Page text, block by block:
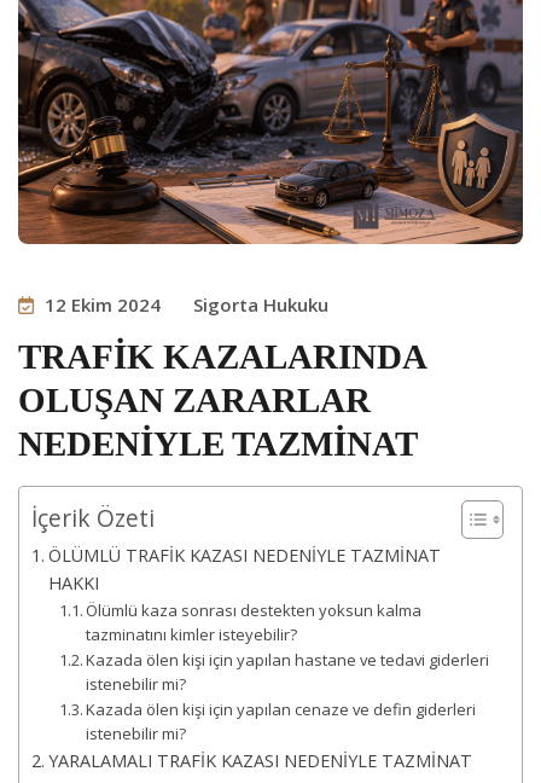
12 Ekim 2024 Sigorta Hukuku
TRAFİK KAZALARINDA
OLUŞAN ZARARLAR
NEDENİYLE TAZMİNAT
İçerik Özeti
ÖLÜMLÜ TRAFİK KAZASI NEDENİYLE TAZMİNAT
HAKKI
Ölümlü kaza sonrası destekten yoksun kalma
tazminatını kimler isteyebilir?
Kazada ölen kişi için yapılan hastane ve tedavi giderleri
istenebilir mi?
Kazada ölen kişi için yapılan cenaze ve defin giderleri
istenebilir mi?
YARALAMALI TRAFİK KAZASI NEDENİYLE TAZMİNAT